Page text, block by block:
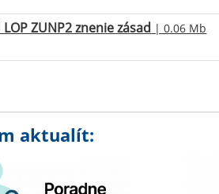
LOP ZUNP2 znenie zásad | 0.06 Mb
aktualít: